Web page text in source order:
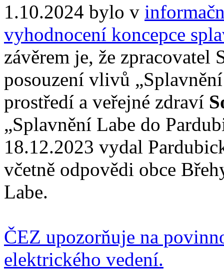
1.10.2024 bylo v
vyhodnocení koncepce
závěrem je, že zpracovatel
posouzení vlivů
prostředí a veřejné zdraví
„Splavnění Labe do
18.12.2023 vydal
včetně odpovědi obce
Labe.
ČEZ upozorňuje na
elektrického vedení.